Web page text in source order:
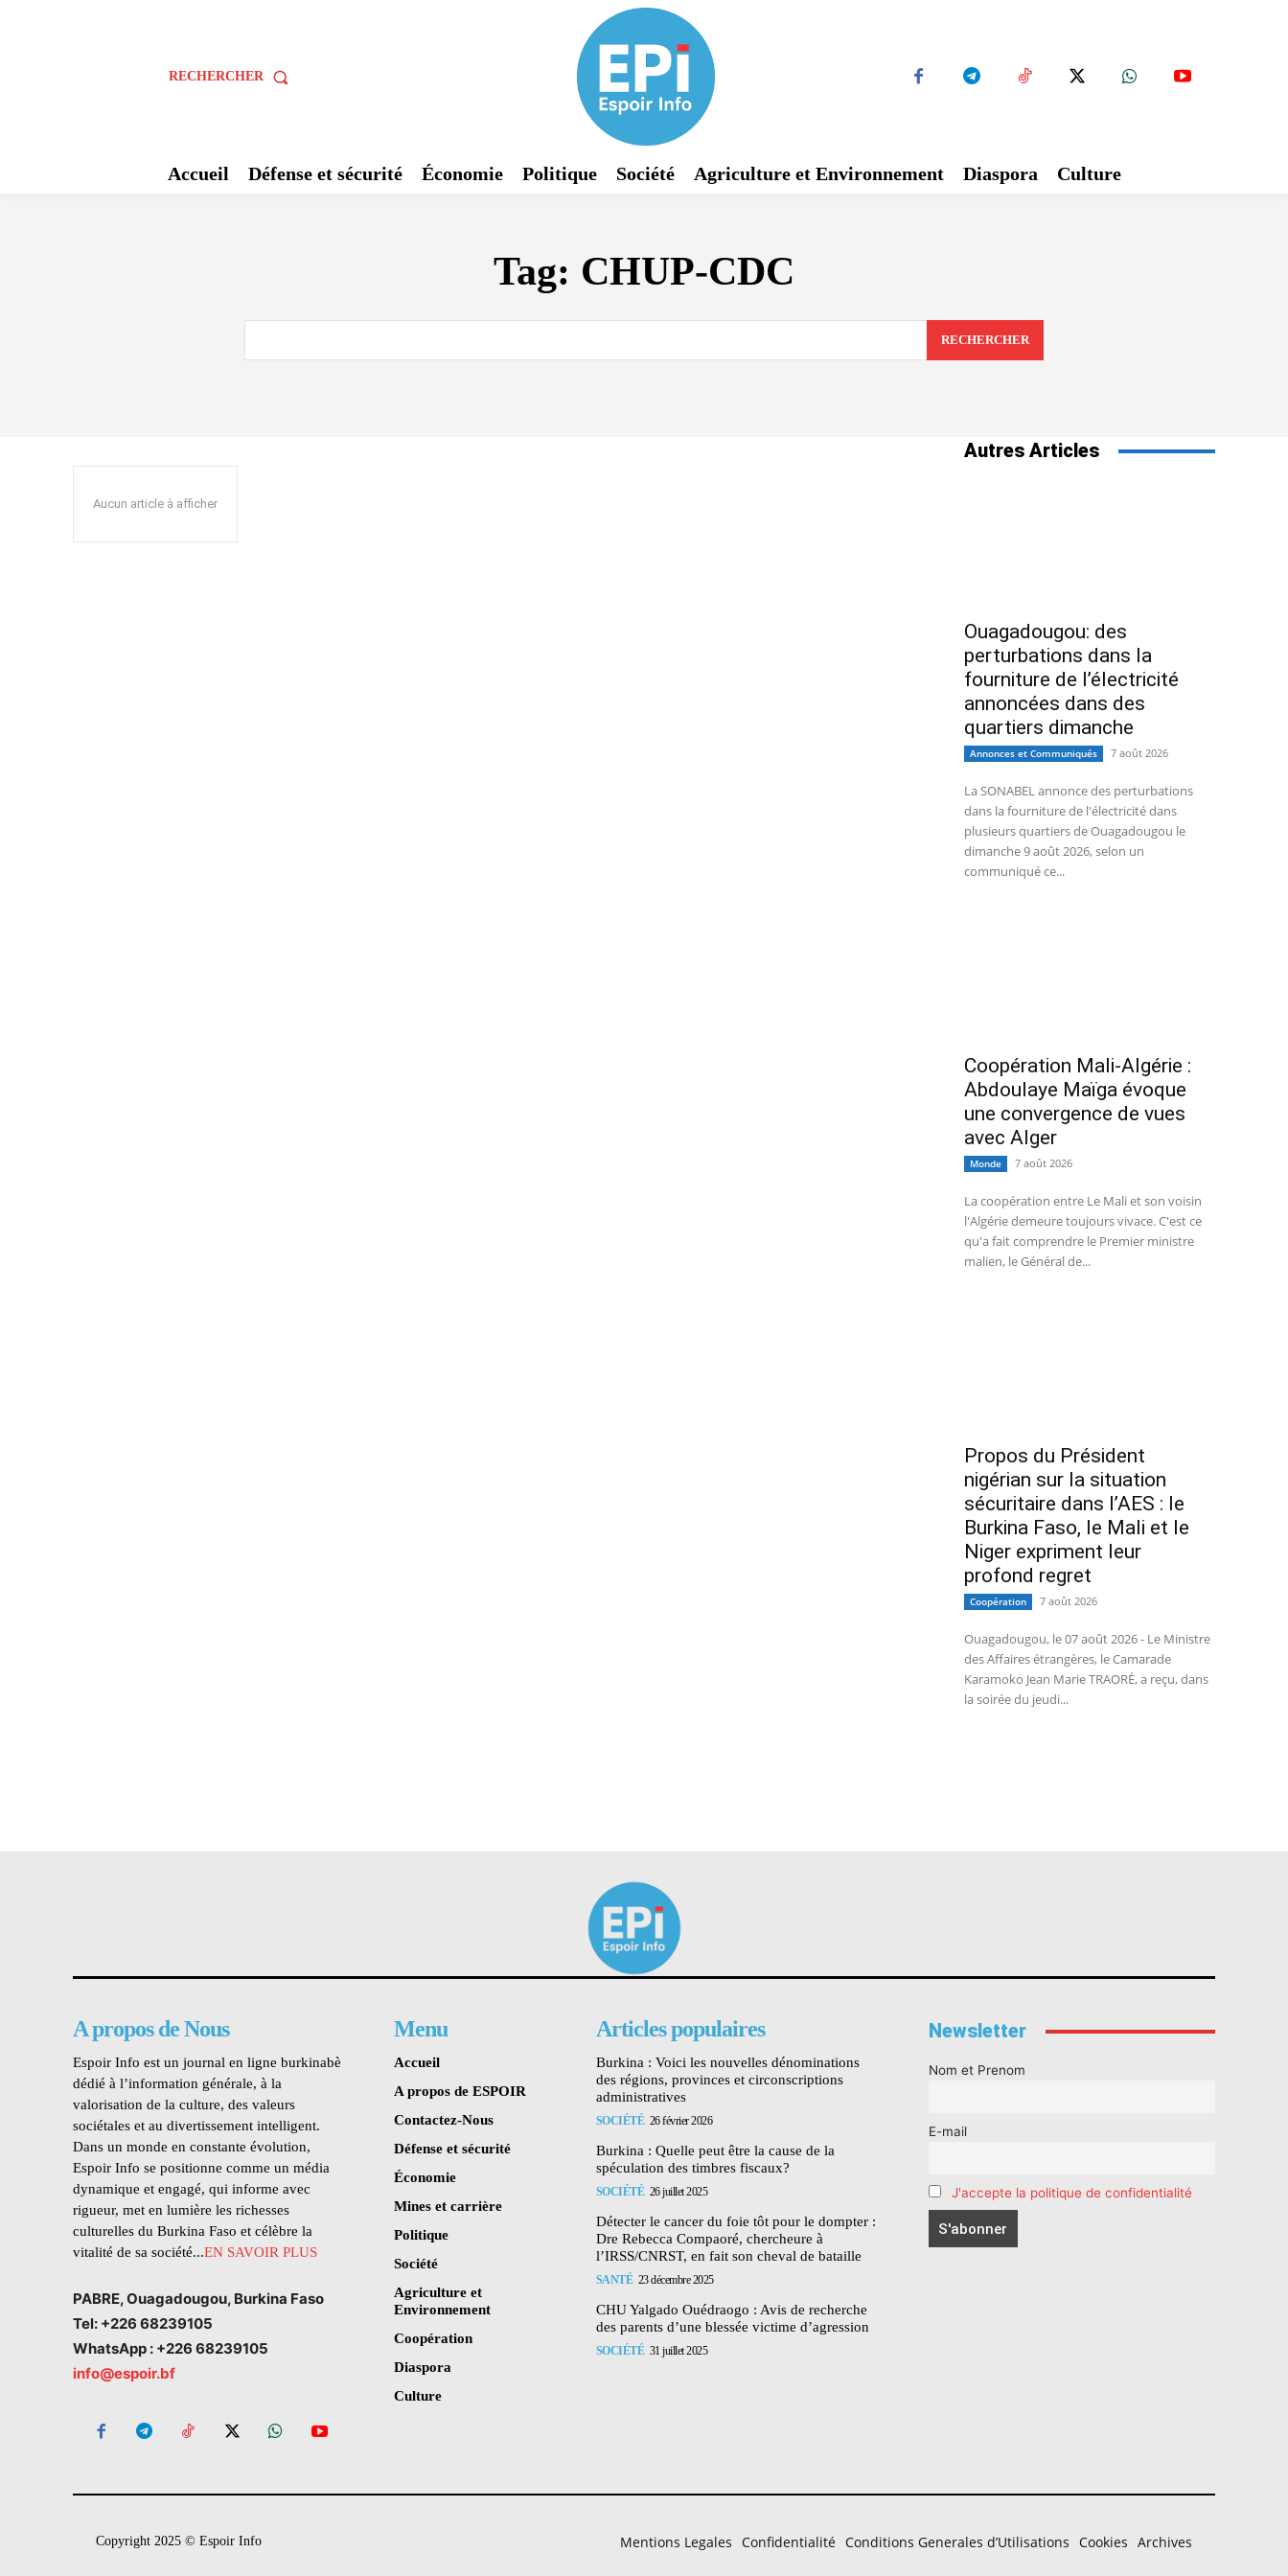
RECHERCHER
Accueil Défense et sécurité Économie Politique Société Agriculture et Environnement Diaspora Culture
Tag: CHUP-CDC
RECHERCHER
Aucun article à afficher
Autres Articles
Ouagadougou: des
perturbations dans la
fourniture de l’électricité
annoncées dans des
quartiers dimanche
Annonces et Communiqués 7 août 2026
La SONABEL annonce des perturbations
dans la fourniture de l'électricité dans
plusieurs quartiers de Ouagadougou le
dimanche 9 août 2026, selon un
communiqué ce...
Coopération Mali-Algérie :
Abdoulaye Maïga évoque
une convergence de vues
avec Alger
Monde 7 août 2026
La coopération entre Le Mali et son voisin
l'Algérie demeure toujours vivace. C'est ce
qu'a fait comprendre le Premier ministre
malien, le Général de...
Propos du Président
nigérian sur la situation
sécuritaire dans l’AES : le
Burkina Faso, le Mali et le
Niger expriment leur
profond regret
Coopération 7 août 2026
Ouagadougou, le 07 août 2026 - Le Ministre
des Affaires étrangères, le Camarade
Karamoko Jean Marie TRAORÉ, a reçu, dans
la soirée du jeudi...
A propos de Nous
Espoir Info est un journal en ligne burkinabè
dédié à l’information générale, à la
valorisation de la culture, des valeurs
sociétales et au divertissement intelligent.
Dans un monde en constante évolution,
Espoir Info se positionne comme un média
dynamique et engagé, qui informe avec
rigueur, met en lumière les richesses
culturelles du Burkina Faso et célèbre la
vitalité de sa société...EN SAVOIR PLUS
PABRE, Ouagadougou, Burkina Faso
Tel: +226 68239105
WhatsApp : +226 68239105
info@espoir.bf
Menu
Accueil
A propos de ESPOIR
Contactez-Nous
Défense et sécurité
Économie
Mines et carrière
Politique
Société
Agriculture et
Environnement
Coopération
Diaspora
Culture
Articles populaires
Burkina : Voici les nouvelles dénominations
des régions, provinces et circonscriptions
administratives
SOCIÉTÉ 26 février 2026
Burkina : Quelle peut être la cause de la
spéculation des timbres fiscaux?
SOCIÉTÉ 26 juillet 2025
Détecter le cancer du foie tôt pour le dompter :
Dre Rebecca Compaoré, chercheure à
l’IRSS/CNRST, en fait son cheval de bataille
SANTÉ 23 décembre 2025
CHU Yalgado Ouédraogo : Avis de recherche
des parents d’une blessée victime d’agression
SOCIÉTÉ 31 juillet 2025
Newsletter
Nom et Prenom
E-mail
J'accepte la politique de confidentialité
Copyright 2025 © Espoir Info Mentions Legales Confidentialité Conditions Generales d’Utilisations Cookies Archives